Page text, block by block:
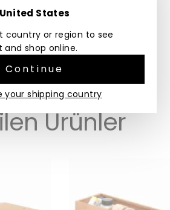
United States
country or region to see
shop online.
Continue
your shipping country
Not
ağacından üretilmiştir. Doğal
her ürünün rengi kendine
farklılıklar olabilir.
Ürünler